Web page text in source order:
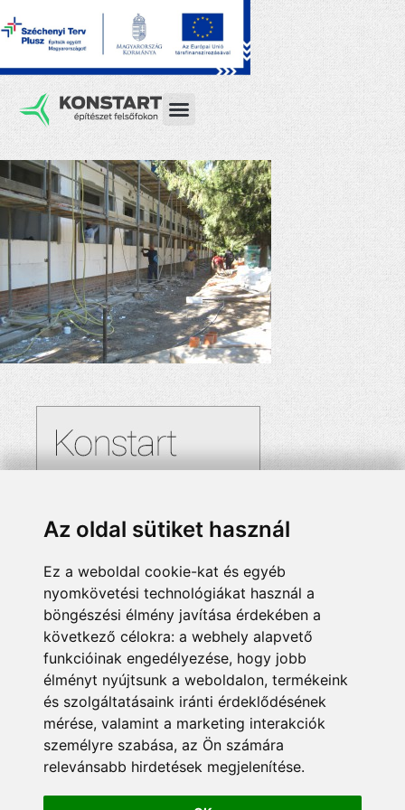
Az oldal sütiket használ
Ez a weboldal cookie-kat és egyéb
nyomkövetési technológiákat használ a
böngészési élmény javítása érdekében a
következő célokra: a webhely alapvető
funkcióinak engedélyezése, hogy jobb
élményt nyújtsunk a weboldalon, termékeink
és szolgáltatásaink iránti érdeklődésének
mérése, valamint a marketing interakciók
személyre szabása, az Ön számára
relevánsabb hirdetések megjelenítése.